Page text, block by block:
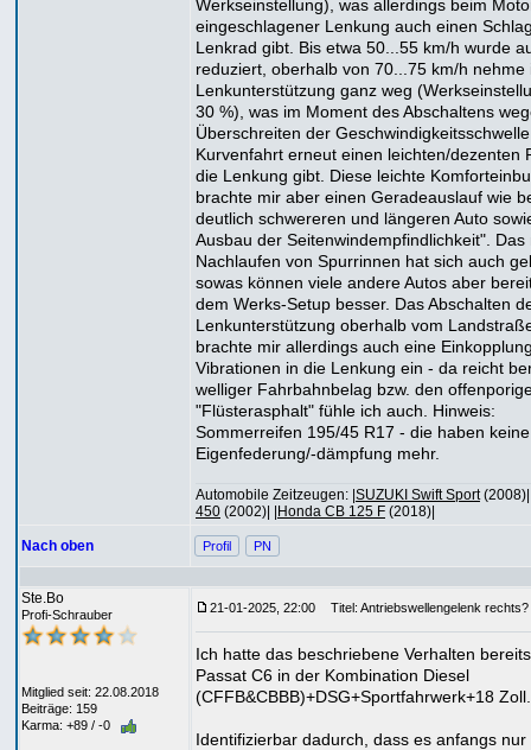
Werkseinstellung), was allerdings beim
eingeschlagener Lenkung auch einen
Lenkrad gibt. Bis etwa 50...55 km/h wurde
reduziert, oberhalb von 70...75 km/h nehme
Lenkunterstützung ganz weg
30 %), was im Moment des Abschaltens
Überschreiten der
Kurvenfahrt erneut einen leichten/dezenten
die Lenkung gibt. Diese leichte
brachte mir aber einen Geradeauslauf wie
deutlich schwereren und längeren Auto
Ausbau der Seitenwindempfindlichkeit". Das
Nachlaufen von Spurrinnen hat sich auch
sowas können viele andere Autos aber
dem Werks-Setup besser. Das Abschalten
Lenkunterstützung oberhalb vom
brachte mir allerdings auch eine
Vibrationen in die Lenkung ein - da reicht
welliger Fahrbahnbelag bzw. den
"Flüsterasphalt" fühle ich auch. Hinweis:
Sommerreifen 195/45 R17 - die haben keine
Eigenfederung/-dämpfung mehr.
Automobile Zeitzeugen: | SUZUKI Swift Sport(2008)|
450 (2002)| | Honda CB 125 F (2018)|
Nach oben Profil PN
Ste.Bo
Profi-Schrauber
Mitglied seit: 22.08.2018
Beiträge: 159
Karma: +89 / -0
21-01-2025, 22:00 Titel: Antriebswellengelenk rechts?
Ich hatte das beschriebene Verhalten
Passat C6 in der Kombination Diesel
(CFFB&CBBB)+DSG+Sportfahrwerk+18 Zoll.
Identifizierbar dadurch, dass es anfangs nur